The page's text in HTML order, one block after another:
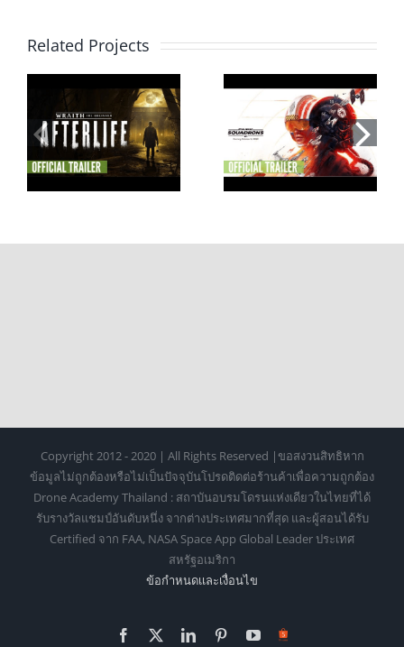
Related Projects
Star Wars:
Squadrons VR
รองรับได้รับการ
YUR อันดับเกม VR
Fitness
Copyright 2012 - 2020 | All Rights Reserved |ขอสงวนสิทธิหาก
ข้อมูลไม่ถูกต้องหรือไม่เป็นปัจจุบันโปรดติดต่อร้านค้าเพื่อความถูกต้อง
Drone Academy Thailand : สถาบันอบรมโดรนแห่งเดียวในไทยที่ได้
รับรางวัลแชมป์อันดับหนึ่ง จากต่างประเทศมากที่สุด และผู้สอนได้รับ
Certified จาก FAA, NASA Space App Global Leader ประเทศ
สหรัฐอเมริกา
ข้อกำหนดเเละเงื่อนไข
Facebook
X LinkedInPinterestYouTube
Https://shopee.co.th/